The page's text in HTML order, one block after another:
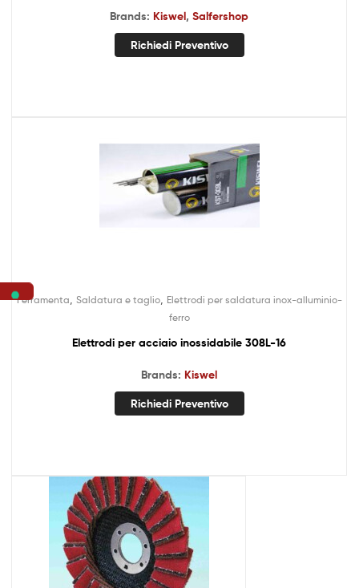
Brands: Kiswel, Salfershop
Richiedi Preventivo
Ferramenta Saldatura e taglio, Elettrodi per saldatura inox-alluminio-
ferro
Elettrodi per acciaio inossidabile 308L-16
Brands: Kiswel
Richiedi Preventivo